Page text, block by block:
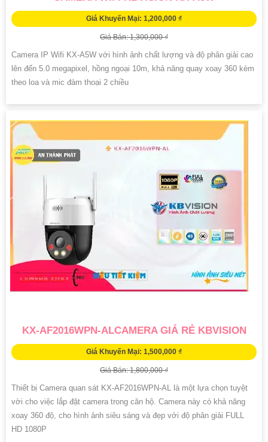
Giá Khuyến Mại: 1,200,000 ₫
Giá Bán: 1,300,000 ₫
Camera IP Wifi KX-A5W với hình ảnh chất lượng và độ phân giải cao
lên đến 5.0 megapixel, hồng ngoại 10m, khả năng quay xoay 360 kèm
theo loa và mic đàm thoại 2 chiều
KX-AF2016WPN-ALCAMERA GIÁ RẺ KBVISION
Giá Khuyến Mại: 1,500,000 ₫
Giá Bán: 1,800,000 ₫
Thiết bị Camera quan sát KX-AF2016WPN-AL là một lựa chọn tuyệt
vời cho việc lắp đặt camera trong căn hộ. Camera này có khả năng
xoay 360 độ, cho hình ảnh siêu sáng và đẹp với độ phân giải FULL
HD 1080P